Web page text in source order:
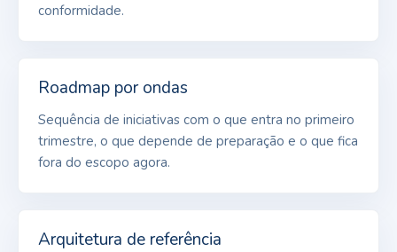
conformidade.
Roadmap por ondas
Sequência de iniciativas com o que entra no primeiro
trimestre, o que depende de preparação e o que fica
fora do escopo agora.
Arquitetura de referência